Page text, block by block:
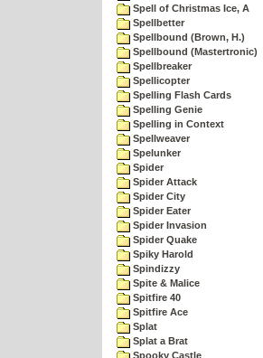
Spell of Christmas Ice, A
Spellbetter
Spellbound (Brown, H.)
Spellbound (Mastertronic)
Spellbreaker
Spellicopter
Spelling Flash Cards
Spelling Genie
Spelling in Context
Spellweaver
Spelunker
Spider
Spider Attack
Spider City
Spider Eater
Spider Invasion
Spider Quake
Spiky Harold
Spindizzy
Spite & Malice
Spitfire 40
Spitfire Ace
Splat
Splat a Brat
Spooky Castle